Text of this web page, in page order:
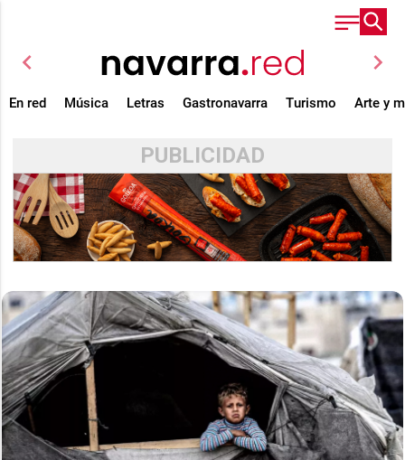
chevron_left chevron_right
En red Música Letras Gastronavarra Turismo Arte y
PUBLICIDAD